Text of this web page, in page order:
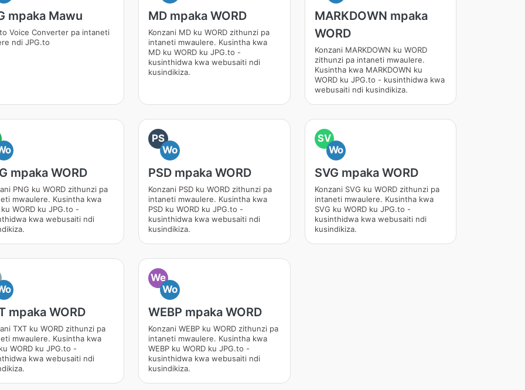
mpaka Mawu
Voice Converter pa intaneti
ndi JPG.to
MD mpaka WORD
Konzani MD ku WORD zithunzi pa
intaneti mwaulere. Kusintha kwa
MD ku WORD ku JPG.to -
kusinthidwa kwa webusaiti ndi
kusindikiza.
MARKDOWN mpaka
WORD
Konzani MARKDOWN ku WORD
zithunzi pa intaneti mwaulere.
Kusintha kwa MARKDOWN ku
WORD ku JPG.to - kusinthidwa kwa
webusaiti ndi kusindikiza.
mpaka WORD
PNG ku WORD zithunzi pa
mwaulere. Kusintha kwa
WORD ku JPG.to -
kwa webusaiti ndi
PS
Wo
PSD mpaka WORD
Konzani PSD ku WORD zithunzi pa
intaneti mwaulere. Kusintha kwa
PSD ku WORD ku JPG.to -
kusinthidwa kwa webusaiti ndi
kusindikiza.
SV
Wo
SVG mpaka WORD
Konzani SVG ku WORD zithunzi pa
intaneti mwaulere. Kusintha kwa
SVG ku WORD ku JPG.to -
kusinthidwa kwa webusaiti ndi
kusindikiza.
mpaka WORD
TXT ku WORD zithunzi pa
mwaulere. Kusintha kwa
WORD ku JPG.to -
kwa webusaiti ndi
We
Wo
WEBP mpaka WORD
Konzani WEBP ku WORD zithunzi pa
intaneti mwaulere. Kusintha kwa
WEBP ku WORD ku JPG.to -
kusinthidwa kwa webusaiti ndi
kusindikiza.